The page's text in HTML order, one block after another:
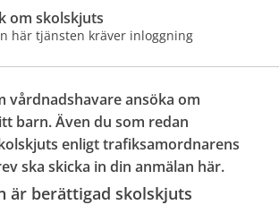
om skolskjuts
här tjänsten kräver inloggning
vårdnadshavare ansöka om
barn. Även du som redan
enligt trafiksamordnarens
ska skicka in din anmälan här.
är berättigad skolskjuts